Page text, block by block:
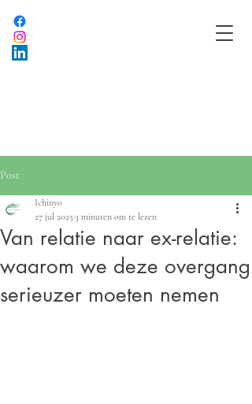
Post
Van relatie naar ex-relatie:
waarom we deze overgang
serieuzer moeten nemen
Ichinyo
27 jul 20253 minuten om te lezen